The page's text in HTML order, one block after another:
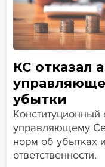
КС отказал
убытки
Конституционный
управляющему
норм об убытках
ответственности.